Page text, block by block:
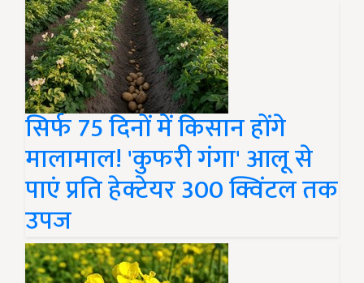
सिर्फ 75 दिनों में किसान होंगे
मालामाल! 'कुफरी गंगा' आलू से
पाएं प्रति हेक्टेयर 300 क्विंटल तक
उपज